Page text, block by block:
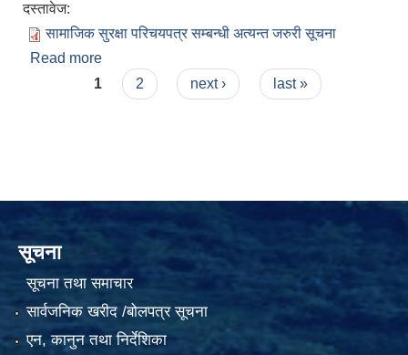
दस्तावेज:
सामाजिक सुरक्षा परिचयपत्र सम्बन्धी अत्यन्त जरुरी सूचना
Read more
सूचना
Pages
1 2 next › last »
सूचना
सूचना तथा समाचार
सार्वजनिक खरीद /बोलपत्र सूचना
एन, कानुन तथा निर्देशिका